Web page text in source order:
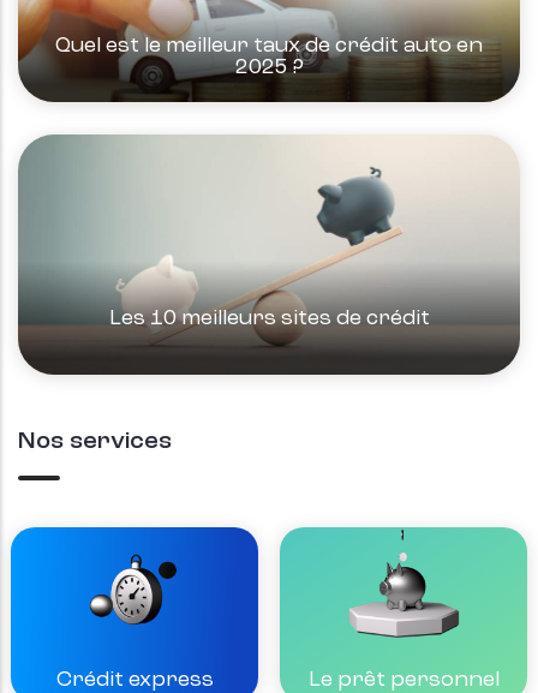
Quel est le meilleur taux de crédit auto en
2025 ?
Les 10 meilleurs sites de crédit
Nos services
Crédit express Le prêt personnel